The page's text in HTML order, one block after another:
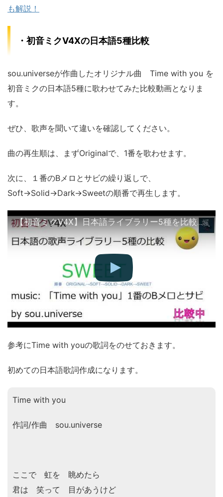
も解説！
・初音ミクV4Xの日本語5種比較
sou.universeが作曲したオリジナル曲 Time with you を
初音ミクの日本語5種に歌わせてみた比較動画となりま
す。
ぜひ、歌声を聞いて違いを確認してください。
曲の再生順は、まずOriginalで、1番を歌わせます。
次に、１番のBメロとサビの繰り返しで、
Soft→Solid→Dark→Sweetの順番で再生します。
【初音ミクV4X】日本語ライブラリー5種を比較してみた（ORIGINAL, SOFT, SOLID, DARK, SWEET）
参考にTime with youの歌詞をのせておきます。
初めての日本語歌詞作成になります。
Time with you
作詞/作曲 sou.universe
ここで 虹を 眺めたら
君は 笑って 目があうけど